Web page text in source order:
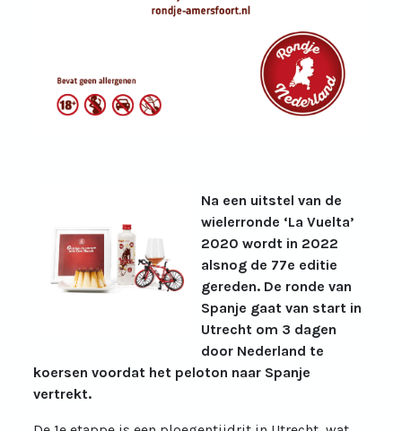
Na een uitstel van de
wielerronde ‘La Vuelta’
2020 wordt in 2022
alsnog de 77e editie
gereden. De ronde van
Spanje gaat van start in
Utrecht om 3 dagen
door Nederland te
koersen voordat het peloton naar Spanje
vertrekt.